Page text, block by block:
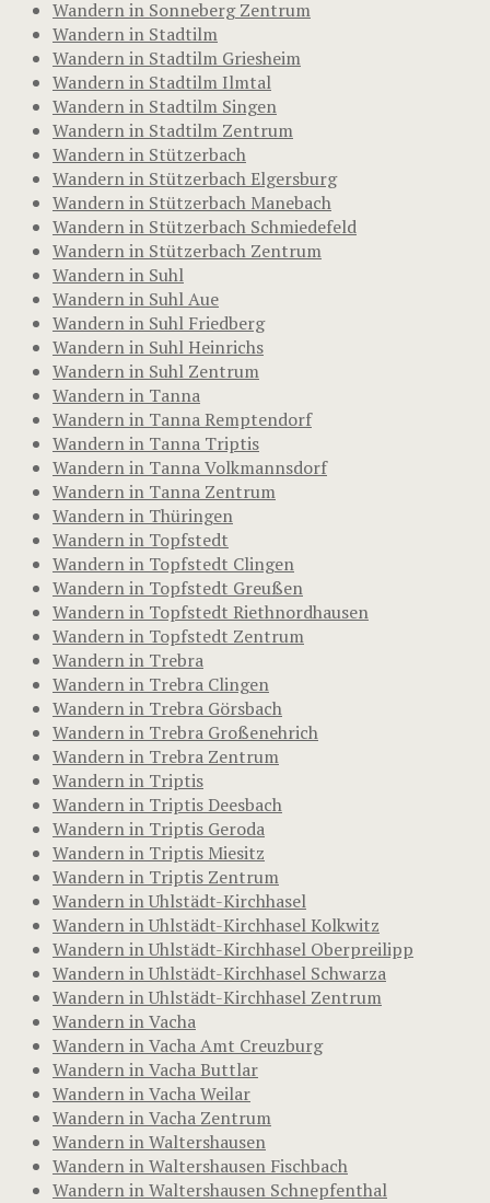
Wandern in Sonneberg Zentrum
Wandern in Stadtilm
Wandern in Stadtilm Griesheim
Wandern in Stadtilm Ilmtal
Wandern in Stadtilm Singen
Wandern in Stadtilm Zentrum
Wandern in Stützerbach
Wandern in Stützerbach Elgersburg
Wandern in Stützerbach Manebach
Wandern in Stützerbach Schmiedefeld
Wandern in Stützerbach Zentrum
Wandern in Suhl
Wandern in Suhl Aue
Wandern in Suhl Friedberg
Wandern in Suhl Heinrichs
Wandern in Suhl Zentrum
Wandern in Tanna
Wandern in Tanna Remptendorf
Wandern in Tanna Triptis
Wandern in Tanna Volkmannsdorf
Wandern in Tanna Zentrum
Wandern in Thüringen
Wandern in Topfstedt
Wandern in Topfstedt Clingen
Wandern in Topfstedt Greußen
Wandern in Topfstedt Riethnordhausen
Wandern in Topfstedt Zentrum
Wandern in Trebra
Wandern in Trebra Clingen
Wandern in Trebra Görsbach
Wandern in Trebra Großenehrich
Wandern in Trebra Zentrum
Wandern in Triptis
Wandern in Triptis Deesbach
Wandern in Triptis Geroda
Wandern in Triptis Miesitz
Wandern in Triptis Zentrum
Wandern in Uhlstädt-Kirchhasel
Wandern in Uhlstädt-Kirchhasel Kolkwitz
Wandern in Uhlstädt-Kirchhasel Oberpreilipp
Wandern in Uhlstädt-Kirchhasel Schwarza
Wandern in Uhlstädt-Kirchhasel Zentrum
Wandern in Vacha
Wandern in Vacha Amt Creuzburg
Wandern in Vacha Buttlar
Wandern in Vacha Weilar
Wandern in Vacha Zentrum
Wandern in Waltershausen
Wandern in Waltershausen Fischbach
Wandern in Waltershausen Schnepfenthal